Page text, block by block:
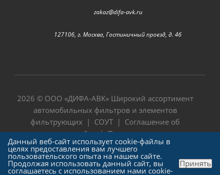
zakaz@difa-avk.ru
127106, г. Москва, Гостиничный проезд, д. 4б
2026 © ООО «ДИФА-АВК» Широкий ассортимент
автомобильных фильтров и элементов
фильтрующих | СОУТ | Соглашение об
использовании сайта|Политика в отношении
обработки персональных данных
Данный веб-сайт использует cookie-файлы в
целях предоставления вам лучшего
пользовательского опыта на нашем сайте.
Продолжая использовать данный сайт, вы
соглашаетесь с использованием нами cookie-
Принять